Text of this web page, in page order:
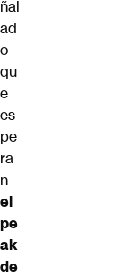
ñal
ad
o
qu
e
es
pe
ra
n
el
pe
ak
de